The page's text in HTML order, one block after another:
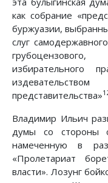
как собрание
буржуазии,
слуг
избирательного
представительства»
Владимир Ильич
думы со стороны
намеченную в
«Пролетариат
власти». Лозунг